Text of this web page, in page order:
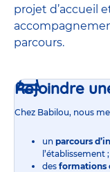
projet d’accueil
parcours.
Rejoindre
Chez Babilou, nous
un parcours
l’établissement ;
des formations